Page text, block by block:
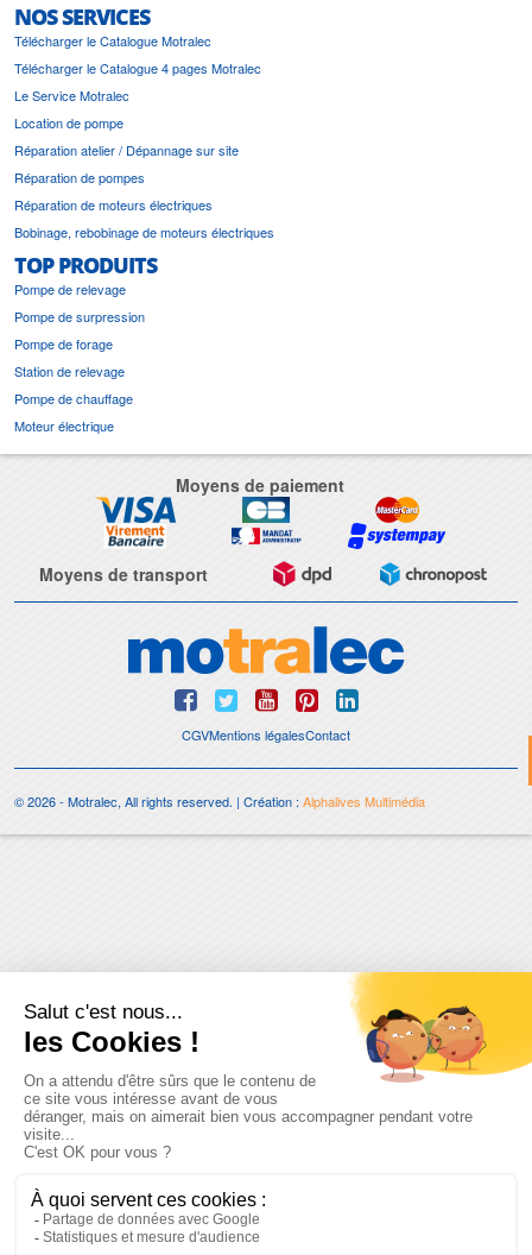
NOS SERVICES
Télécharger le Catalogue Motralec
Télécharger le Catalogue 4 pages Motralec
Le Service Motralec
Location de pompe
Réparation atelier / Dépannage sur site
Réparation de pompes
Réparation de moteurs électriques
Bobinage, rebobinage de moteurs électriques
TOP PRODUITS
Pompe de relevage
Pompe de surpression
Pompe de forage
Station de relevage
Pompe de chauffage
Moteur électrique
Moyens de paiement
Moyens de transport
CGVMentions légalesContact
© 2026 - Motralec, All rights reserved. | Création : Alphalives Multimédia